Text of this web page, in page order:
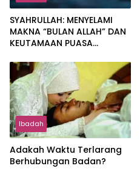
SYAHRULLAH: MENYELAMI
MAKNA “BULAN ALLAH” DAN
KEUTAMAAN PUASA
Ibadah
Adakah Waktu Terlarang
Berhubungan Badan?